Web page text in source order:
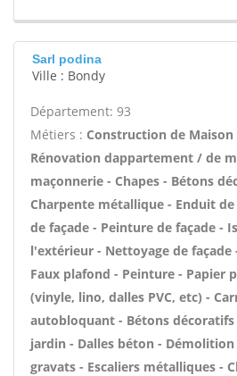
Sarl podina
Ville : Bondy
Département: 93
Métiers : Construction de
Rénovation dappartement / de
maçonnerie - Chapes - Bétons
Charpente métallique - Enduit
de façade - Peinture de façade -
l'extérieur - Nettoyage de façade
Faux plafond - Peinture - Papier
(vinyle, lino, dalles PVC, etc) -
autobloquant - Bétons
jardin - Dalles béton -
gravats - Escaliers métalliques -